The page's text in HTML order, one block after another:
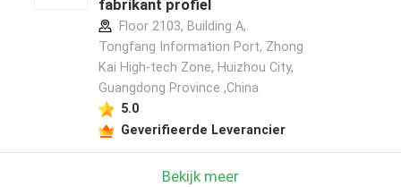
fabrikant profiel
Floor 2103, Building A,
Tongfang Information Port, Zhong
Kai High-tech Zone, Huizhou City,
Guangdong Province ,China
5.0
Geverifieerde Leverancier
Bekijk meer